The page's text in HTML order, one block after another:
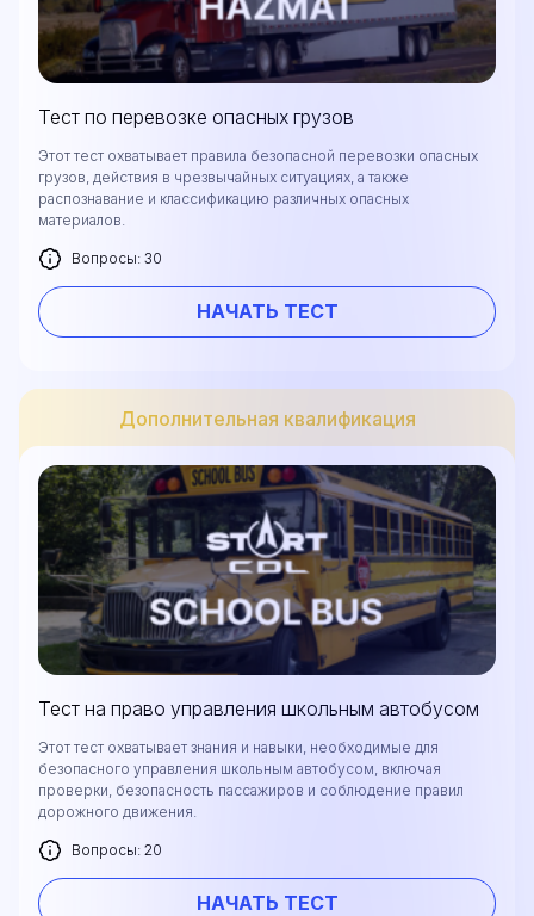
Тест по перевозке опасных грузов
Этот тест охватывает правила безопасной перевозки опасных
грузов, действия в чрезвычайных ситуациях, а также
распознавание и классификацию различных опасных
материалов.
Вопросы: 30
НАЧАТЬ ТЕСТ
Дополнительная квалификация
Тест на право управления школьным автобусом
Этот тест охватывает знания и навыки, необходимые для
безопасного управления школьным автобусом, включая
проверки, безопасность пассажиров и соблюдение правил
дорожного движения.
Вопросы: 20
НАЧАТЬ ТЕСТ